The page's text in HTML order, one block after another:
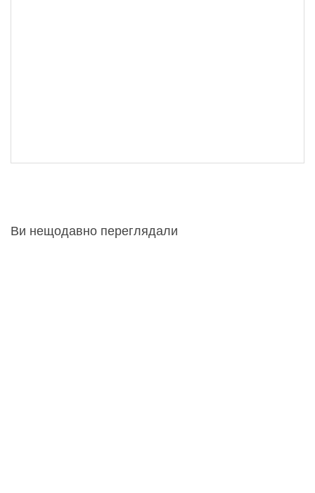
Ви нещодавно переглядали